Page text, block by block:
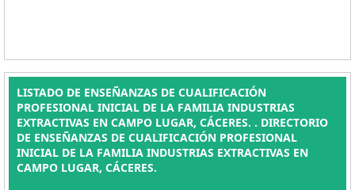
LISTADO DE ENSEÑANZAS DE CUALIFICACIÓN
PROFESIONAL INICIAL DE LA FAMILIA INDUSTRIAS
EXTRACTIVAS EN CAMPO LUGAR, CÁCERES. . DIRECTORIO
DE ENSEÑANZAS DE CUALIFICACIÓN PROFESIONAL
INICIAL DE LA FAMILIA INDUSTRIAS EXTRACTIVAS EN
CAMPO LUGAR, CÁCERES.